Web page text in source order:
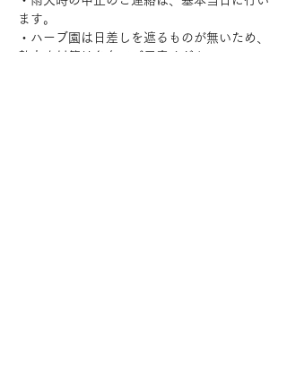
ます。
・ハーブ園は日差しを遮るものが無いため、